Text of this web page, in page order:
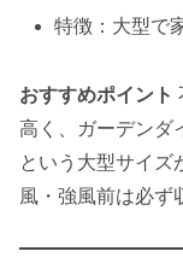
特徴：大型で
おすすめポイント
高く、ガーデンダ
という大型サイズ
風・強風前は必ず